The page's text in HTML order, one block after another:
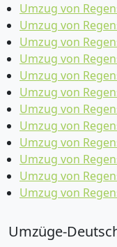
Umzug von
Umzug von
Umzug von
Umzug von
Umzug von
Umzug von
Umzug von
Umzug von
Umzug von
Umzug von
Umzug von
Umzug von
Umzüge-